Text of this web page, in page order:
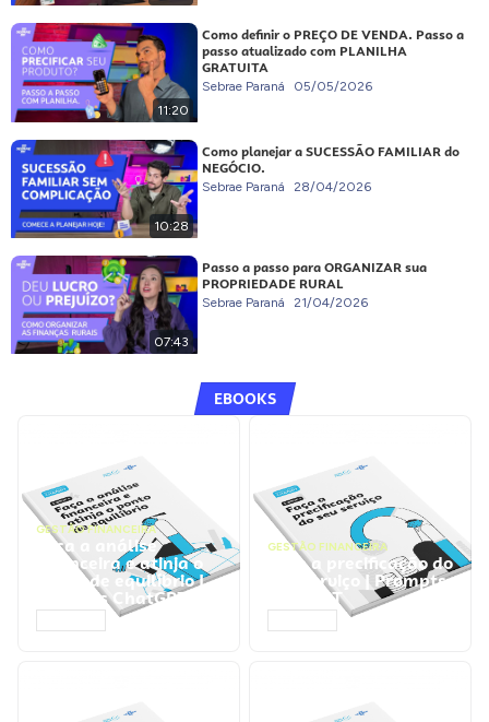
11:20
Como definir o PREÇO DE VENDA. Passo a
passo atualizado com PLANILHA
GRATUITA
Sebrae Paraná 05/05/2026
10:28
Como planejar a SUCESSÃO FAMILIAR do
NEGÓCIO.
Sebrae Paraná 28/04/2026
07:43
Passo a passo para ORGANIZAR sua
PROPRIEDADE RURAL
Sebrae Paraná 21/04/2026
EBOOKS
GESTÃO FINANCEIRA
Faça a análise
financeira e atinja o
ponto de equilíbrio |
Prompts ChatGPT
GESTÃO FINANCEIRA
Faça a precificação do
seu serviço | Prompts
ChatGPT